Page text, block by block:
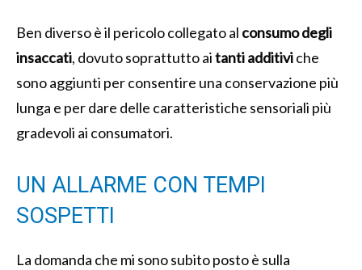
Ben diverso è il pericolo collegato al consumo degli
insaccati, dovuto soprattutto aitanti additiviche
sono aggiunti per consentire una conservazione più
lunga e per dare delle caratteristiche sensoriali più
gradevoli ai consumatori.
UN ALLARME CON TEMPI
SOSPETTI
La domanda che mi sono subito posto è sulla